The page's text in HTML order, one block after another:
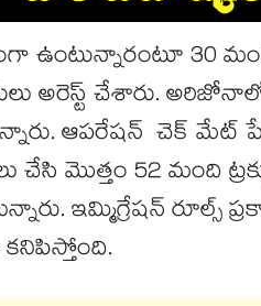
30 మంది
అరెస్ట్ చేశారు.
ఆపరేషన్ చెక్
చేసి మొత్తం 52 మంది
ఇమ్మిగ్రేషన్ రూల్స్